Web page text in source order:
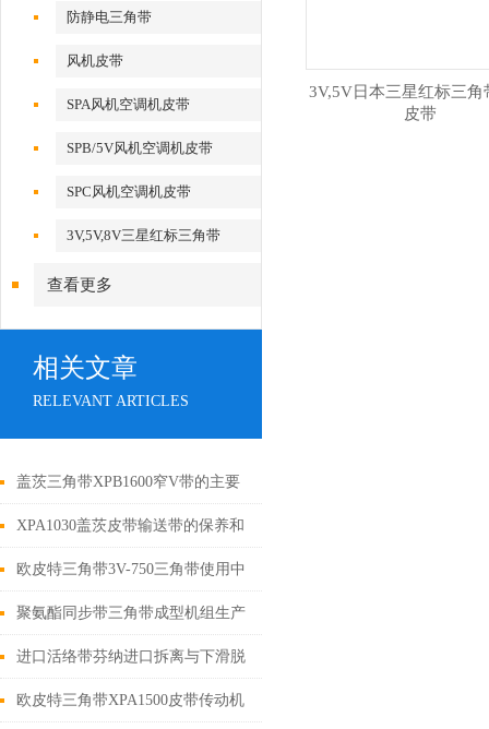
防静电三角带
风机皮带
SPA风机空调机皮带
SPB/5V风机空调机皮带
SPC风机空调机皮带
3V,5V,8V三星红标三角带
查看更多
相关文章
RELEVANT ARTICLES
盖茨三角带XPB1600窄V带的主要
原材料以及经济性能
XPA1030盖茨皮带输送带的保养和
使用说明
欧皮特三角带3V-750三角带使用中
的几个误区
聚氨酯同步带三角带成型机组生产
的线绳
进口活络带芬纳进口拆离与下滑脱
层之下的楔冲作用结合
欧皮特三角带XPA1500皮带传动机
3V,5V日本三星红标三角
皮带